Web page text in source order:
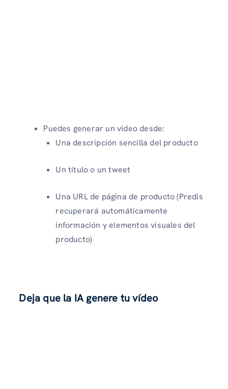
Puedes generar un vídeo desde:
Una descripción sencilla del producto
Un título o un tweet
Una URL de página de producto (Predis
recuperará automáticamente
información y elementos visuales del
producto)
Deja que la IA genere tu vídeo